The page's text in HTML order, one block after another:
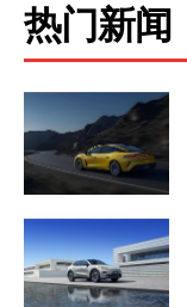
热门新闻